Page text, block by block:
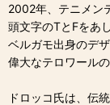
2002年、テニメン
頭文字のTとFをあ
ベルガモ出身のデ
偉大なテロワール
ドロッコ氏は、伝